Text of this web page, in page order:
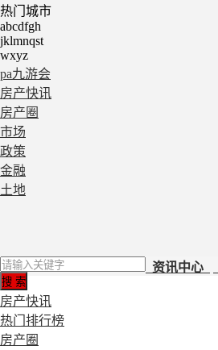
热门城市
abcdfgh
jklmnqst
wxyz
pa九游会
房产快讯
房产圈
市场
政策
金融
土地
房产快讯
热门排行榜
房产圈
资讯中心